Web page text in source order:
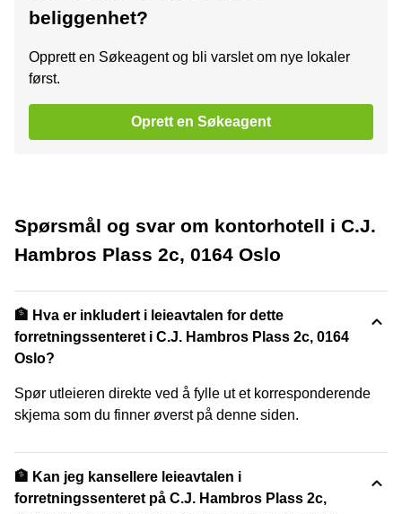
beliggenhet?
Opprett en Søkeagent og bli varslet om nye lokaler
først.
Oprett en Søkeagent
Spørsmål og svar om kontorhotell i C.J.
Hambros Plass 2c, 0164 Oslo
🏦 Hva er inkludert i leieavtalen for dette
forretningssenteret i C.J. Hambros Plass 2c, 0164
Oslo?
Spør utleieren direkte ved å fylle ut et korresponderende
skjema som du finner øverst på denne siden.
🏦 Kan jeg kansellere leieavtalen i
forretningssenteret på C.J. Hambros Plass 2c,